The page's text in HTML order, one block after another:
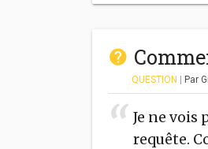
QUESTION | Par
Je ne vois
requête.